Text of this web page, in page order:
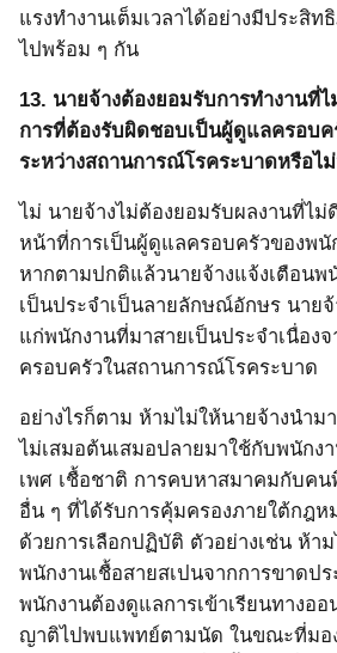
แรงทำงานเต็มเวลาได้อย่างมีประสิท
ไปพร้อม ๆ กัน
13. นายจ้างต้องยอมรับการทำงานที่
การที่ต้องรับผิดชอบเป็นผู้ดูแลครอบค
ระหว่างสถานการณ์โรคระบาดหรือไ
ไม่ นายจ้างไม่ต้องยอมรับผลงานที่ไม่
หน้าที่การเป็นผู้ดูแลครอบครัวของพนั
หากตามปกติแล้วนายจ้างแจ้งเตือนพ
เป็นประจำเป็นลายลักษณ์อักษร นาย
แก่พนักงานที่มาสายเป็นประจำเนื่อง
ครอบครัวในสถานการณ์โรคระบาด
อย่างไรก็ตาม ห้ามไม่ให้นายจ้างนำม
ไม่เสมอต้นเสมอปลายมาใช้กับพนักง
เพศ เชื้อชาติ การคบหาสมาคมกับค
อื่น ๆ ที่ได้รับการคุ้มครองภายใต้กฎห
ด้วยการเลือกปฏิบัติ ตัวอย่างเช่น ห้า
พนักงานเชื้อสายสเปนจากการขาดปร
พนักงานต้องดูแลการเข้าเรียนทางอ
ญาติไปพบแพทย์ตามนัด ในขณะที่มอ